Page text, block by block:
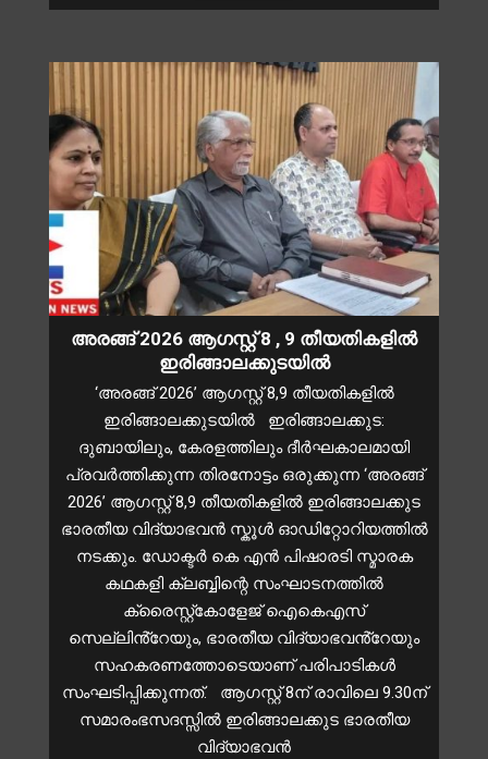
അരങ്ങ് 2026 ആഗസ്റ്റ് 8 , 9 തീയതികളിൽ
ഇരിങ്ങാലക്കുടയിൽ
‘അരങ്ങ് 2026’ ആഗസ്റ്റ് 8,9 തീയതികളിൽ
ഇരിങ്ങാലക്കുടയിൽ ഇരിങ്ങാലക്കുട:
ദുബായിലും, കേരളത്തിലും ദീർഘകാലമായി
പ്രവർത്തിക്കുന്ന തിരനോട്ടം ഒരുക്കുന്ന ‘അരങ്ങ്
2026’ ആഗസ്റ്റ് 8,9 തീയതികളിൽ ഇരിങ്ങാലക്കുട
ഭാരതീയ വിദ്യാഭവൻ സ്കൂൾ ഓഡിറ്റോറിയത്തിൽ
നടക്കും. ഡോക്ടർ കെ എൻ പിഷാരടി സ്മാരക
കഥകളി ക്ലബ്ബിന്റെ സംഘാടനത്തിൽ
ക്രൈസ്റ്റ്കോളേജ് ഐകെഎസ്
സെല്ലിൻ്റേയും, ഭാരതീയ വിദ്യാഭവൻ്റേയും
സഹകരണത്തോടെയാണ് പരിപാടികൾ
സംഘടിപ്പിക്കുന്നത്. ആഗസ്റ്റ് 8ന് രാവിലെ 9.30ന്
സമാരംഭസദസ്സിൽ ഇരിങ്ങാലക്കുട ഭാരതീയ
വിദ്യാഭവൻ